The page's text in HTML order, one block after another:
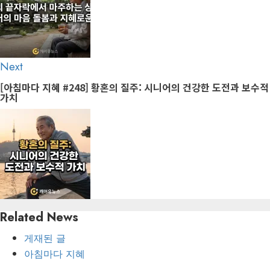
NextNext
post:
[아침마다 지혜 #248] 황혼의 질주: 시니어의 건강한 도전과 보수적
가치
Related News
게재된 글
아침마다 지혜